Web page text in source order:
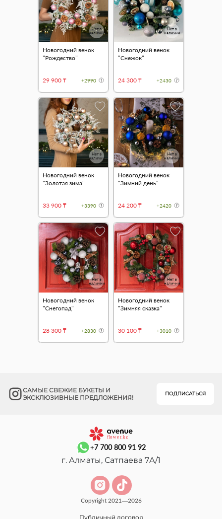
Нет в
наличии
Новогодний венок
"Рождество"
29 900 ₸ +2990
Нет в
наличии
Новогодний венок
"Снежок"
24 300 ₸ +2430
Нет в
наличии
Новогодний венок
"Золотая зима"
33 900 ₸ +3390
Нет в
наличии
Новогодний венок
"Зимний день"
24 200 ₸ +2420
Нет в
наличии
Новогодний венок
"Снегопад"
28 300 ₸ +2830
Нет в
наличии
Новогодний венок
"Зимняя сказка"
30 100 ₸ +3010
САМЫЕ СВЕЖИЕ БУКЕТЫ И
ЭКСКЛЮЗИВНЫЕ ПРЕДЛОЖЕНИЯ!
ПОДПИСАТЬСЯ
+7 700 800 91 92
г. Алматы, Сатпаева 7А/1
Copyright 2021—2026
Публичный договор